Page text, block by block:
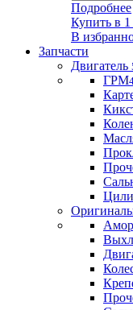
Подробнее
Купить в
В
Запчасти
Двигатель
ГРМ